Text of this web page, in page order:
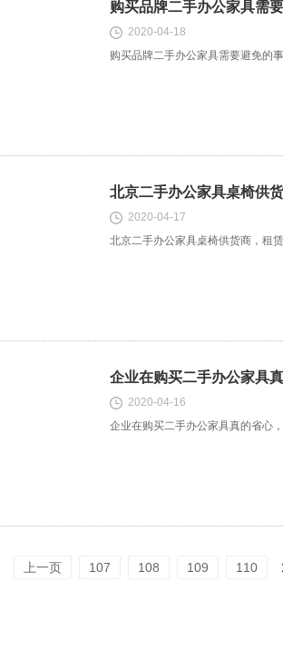
购买品牌二手办公家具需
2020-04-18
购买品牌二手办公家具需要避免的
北京二手办公家具桌椅供
2020-04-17
北京二手办公家具桌椅供货商，租
企业在购买二手办公家具
2020-04-16
企业在购买二手办公家具真的省心
上一页 107 108 109 110